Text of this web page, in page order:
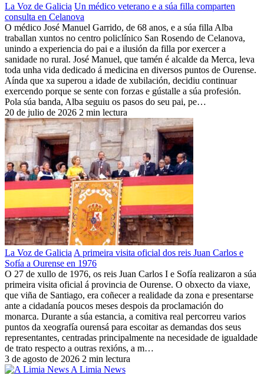
La Voz de Galicia Un médico veterano e a súa filla comparten
consulta en Celanova
O médico José Manuel Garrido, de 68 anos, e a súa filla Alba
traballan xuntos no centro policlínico San Rosendo de Celanova,
unindo a experiencia do pai e a ilusión da filla por exercer a
sanidade no rural. José Manuel, que tamén é alcalde da Merca, leva
toda unha vida dedicado á medicina en diversos puntos de Ourense.
Aínda que xa superou a idade de xubilación, decidiu continuar
exercendo porque se sente con forzas e gústalle a súa profesión.
Pola súa banda, Alba seguiu os pasos do seu pai, pe…
20 de julio de 2026 2 min lectura
La Voz de Galicia A primeira visita oficial dos reis Juan Carlos e
Sofía a Ourense en 1976
O 27 de xullo de 1976, os reis Juan Carlos I e Sofía realizaron a súa
primeira visita oficial á provincia de Ourense. O obxecto da viaxe,
que viña de Santiago, era coñecer a realidade da zona e presentarse
ante a cidadanía poucos meses despois da proclamación do
monarca. Durante a súa estancia, a comitiva real percorreu varios
puntos da xeografía ourensá para escoitar as demandas dos seus
representantes, centradas principalmente na necesidade de igualdade
de trato respecto a outras rexións, a m…
3 de agosto de 2026 2 min lectura
A Limia News